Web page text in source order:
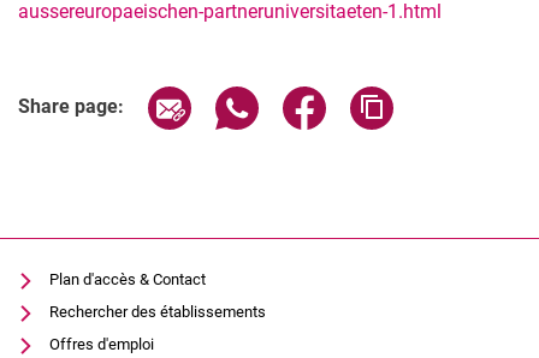
aussereuropaeischen-partneruniversitaeten-1.html
Share page: Share page via email
Share page via WhatsApp
Share page via
Plan d'accès & Contact
Rechercher des établissements
Offres d'emploi